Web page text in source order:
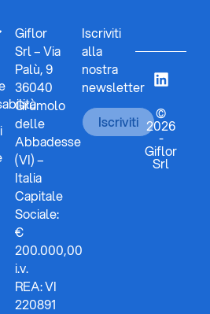
Giflor
Srl – Via
Palù, 9
36040
Grumolo
delle
Abbadesse
(VI) –
Italia
Capitale
Sociale:
€
200.000,00
i.v.
REA: VI
220891
Iscriviti
alla
nostra
newsletter
Iscriviti
©
2026
-
Giflor
Srl